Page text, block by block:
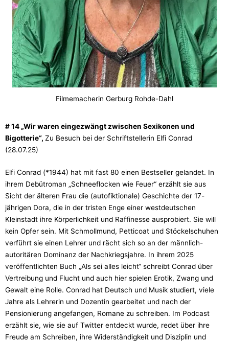
Filmemacherin Gerburg Rohde-Dahl
# 14 „Wir waren eingezwängt zwischen Sexikonen und
Bigotterie“, Zu Besuch bei der Schriftstellerin Elfi Conrad
(28.07.25)
Elfi Conrad (*1944) hat mit fast 80 einen Bestseller gelandet. In
ihrem Debütroman „Schneeflocken wie Feuer“ erzählt sie aus
Sicht der älteren Frau die (autofiktionale) Geschichte der 17-
jährigen Dora, die in der tristen Enge einer westdeutschen
Kleinstadt ihre Körperlichkeit und Raffinesse ausprobiert. Sie will
kein Opfer sein. Mit Schmollmund, Petticoat und Stöckelschuhen
verführt sie einen Lehrer und rächt sich so an der männlich-
autoritären Dominanz der Nachkriegsjahre. In ihrem 2025
veröffentlichten Buch „Als sei alles leicht“ schreibt Conrad über
Vertreibung und Flucht und auch hier spielen Erotik, Zwang und
Gewalt eine Rolle. Conrad hat Deutsch und Musik studiert, viele
Jahre als Lehrerin und Dozentin gearbeitet und nach der
Pensionierung angefangen, Romane zu schreiben. Im Podcast
erzählt sie, wie sie auf Twitter entdeckt wurde, redet über ihre
Freude am Schreiben, ihre Widerständigkeit und Disziplin und